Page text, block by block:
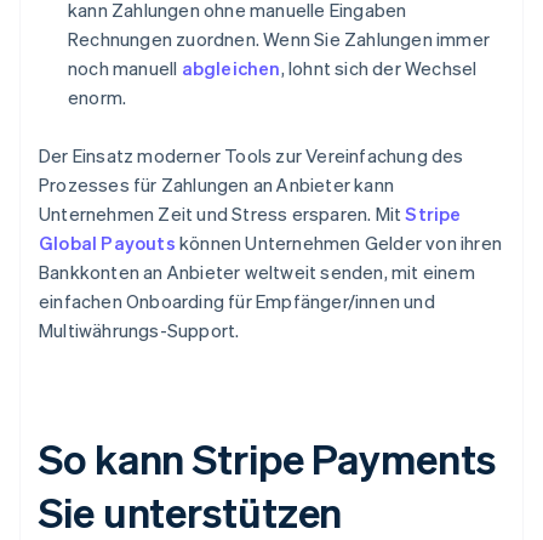
kann Zahlungen ohne manuelle Eingaben
Rechnungen zuordnen. Wenn Sie Zahlungen immer
noch manuell abgleichen, lohnt sich der Wechsel
enorm.
Der Einsatz moderner Tools zur Vereinfachung des
Prozesses für Zahlungen an Anbieter kann
Unternehmen Zeit und Stress ersparen. MitStripe
Global Payouts können Unternehmen Gelder von ihren
Bankkonten an Anbieter weltweit senden, mit einem
einfachen Onboarding für Empfänger/innen und
Multiwährungs-Support.
So kann Stripe Payments
Sie unterstützen